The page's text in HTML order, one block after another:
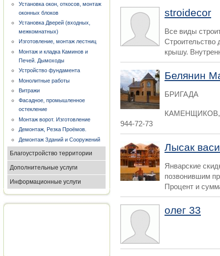
Установка окон, откосов, монтаж
оконных блоков
Установка Дверей (входных,
межкомнатных)
Изготовление, монтаж лестниц
Монтаж и кладка Каминов и
Печей. Дымоходы
Устройство фундамента
Монолитные работы
Витражи
Фасадное, промышленное
остекление
Монтаж ворот. Изготовление
Демонтаж, Резка Проёмов.
Демонтаж Зданий и Сооружений
Благоустройство территории
Дополнительные услуги
Информационные услуги
stroidecor
Все виды
Строительство
крышу.
Белянин
БРИГАДА
944-72-73
Лысак
Январские
позвонившим
Процент и
олег 33